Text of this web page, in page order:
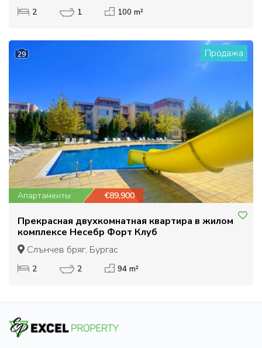
2 1 100 m²
29 Продажа
Апартаменты €89,900
Прекрасная двухкомнатная квартира в жилом
комплексе Несебр Форт Клуб
Слънчев бряг, Бургас
2 2 94 m²